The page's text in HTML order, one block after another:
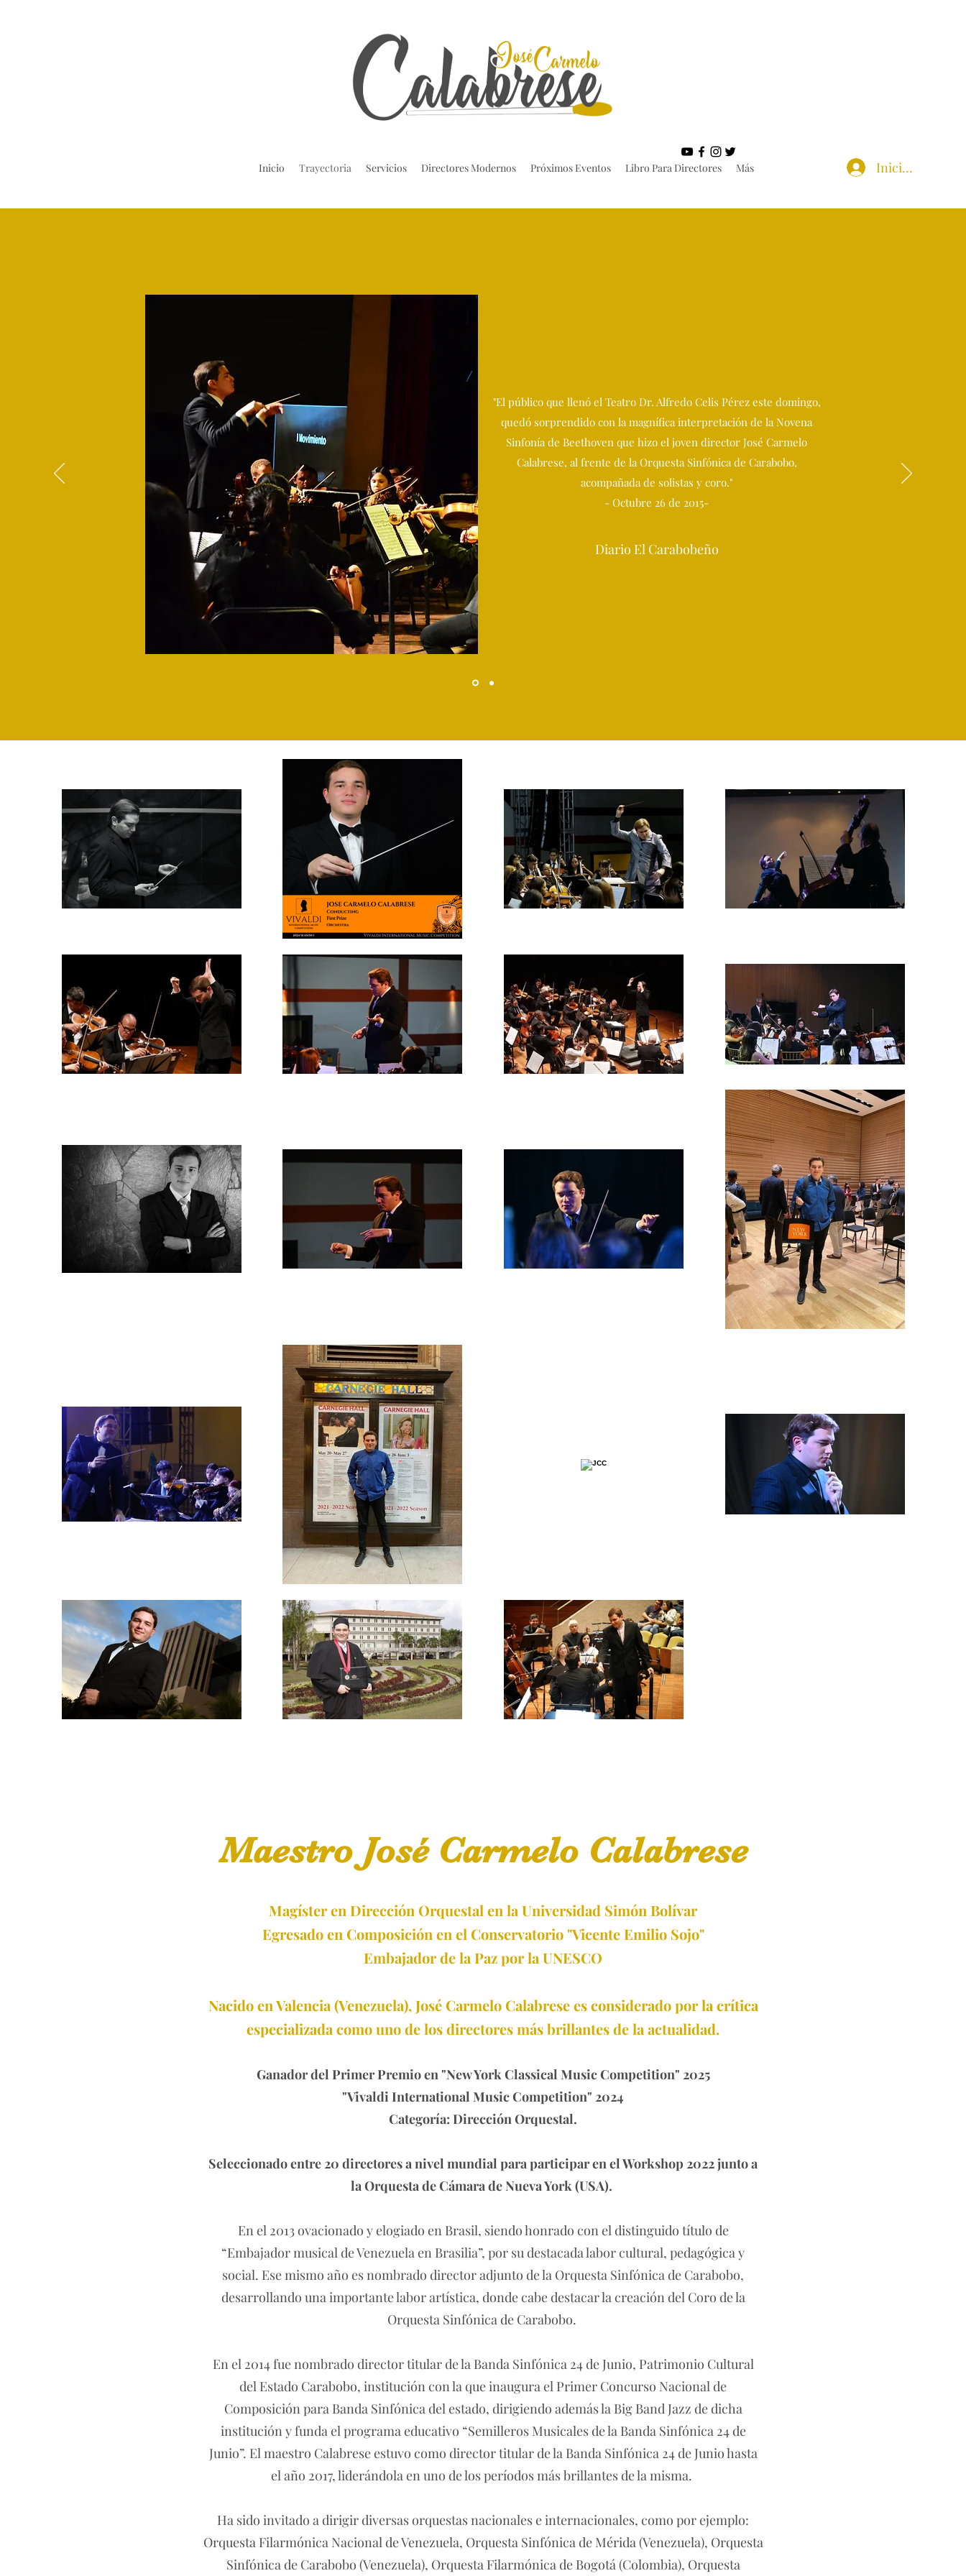
Inicio Trayectoria Servicios Directores Modernos Próximos Eventos Libro Para Directores Más Iniciar sesión
"El público que llenó el Teatro Dr. Alfredo Celis Pérez este domingo,
quedó sorprendido con la magnífica interpretación de la Novena
Sinfonía de Beethoven que hizo el joven director José Carmelo
Calabrese, al frente de la Orquesta Sinfónica de Carabobo,
acompañada de solistas y coro."
- Octubre 26 de 2015-
Diario El Carabobeño
Maestro José Carmelo Calabrese
Magíster en Dirección Orquestal en la Universidad Simón Bolívar
Egresado en Composición en el Conservatorio "Vicente Emilio Sojo"
Embajador de la Paz por la UNESCO
Nacido en Valencia (Venezuela), José Carmelo Calabrese es considerado por la crítica
especializada como uno de los directores más brillantes de la actualidad.
Ganador del Primer Premio en "New York Classical Music Competition" 2025
"Vivaldi International Music Competition" 2024
Categoría: Dirección Orquestal.
Seleccionado entre 20 directores a nivel mundial para participar en el Workshop 2022 junto a
la Orquesta de Cámara de Nueva York (USA).
En el 2013 ovacionado y elogiado en Brasil, siendo honrado con el distinguido título de
“Embajador musical de Venezuela en Brasilia”, por su destacada labor cultural, pedagógica y
social. Ese mismo año es nombrado director adjunto de la Orquesta Sinfónica de Carabobo,
desarrollando una importante labor artística, donde cabe destacar la creación del Coro de la
Orquesta Sinfónica de Carabobo.
En el 2014 fue nombrado director titular de la Banda Sinfónica 24 de Junio, Patrimonio Cultural
del Estado Carabobo, institución con la que inaugura el Primer Concurso Nacional de
Composición para Banda Sinfónica del estado, dirigiendo además la Big Band Jazz de dicha
institución y funda el programa educativo “Semilleros Musicales de la Banda Sinfónica 24 de
Junio”. El maestro Calabrese estuvo como director titular de la Banda Sinfónica 24 de Junio hasta
el año 2017, liderándola en uno de los períodos más brillantes de la misma.
Ha sido invitado a dirigir diversas orquestas nacionales e internacionales, como por ejemplo:
Orquesta Filarmónica Nacional de Venezuela, Orquesta Sinfónica de Mérida (Venezuela), Orquesta
Sinfónica de Carabobo (Venezuela), Orquesta Filarmónica de Bogotá (Colombia), Orquesta